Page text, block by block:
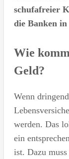
schufafreier
die Banken
Wie
Geld?
Wenn
werden. Das
ein
ist. Dazu